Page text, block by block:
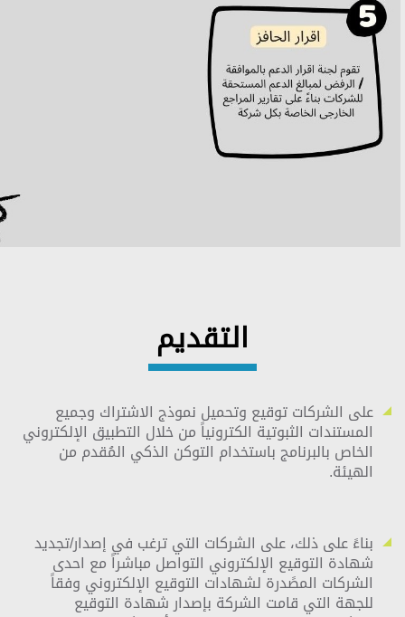
التقديم
على الشركات توقيع وتحميل نموذج الاشتراك وجميع
المستندات الثبوتية الكترونياً من خلال التطبيق الإلكتروني
الخاص بالبرنامج باستخدام التوكن الذكي المُقدم من
الهيئة.
بناءً على ذلك، على الشركات التي ترغب في إصدار/تجديد
شهادة التوقيع الإلكتروني التواصل مباشراً مع احدى
الشركات المصًدرة لشهادات التوقيع الإلكتروني وفقاً
للجهة التي قامت الشركة بإصدار شهادة التوقيع